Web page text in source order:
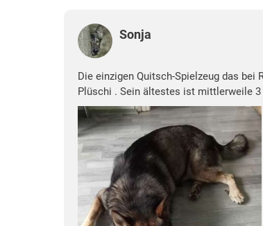
Sonja
Die einzigen Quitsch-Spielzeug das
Plüschi . Sein ältestes ist mittlerweile